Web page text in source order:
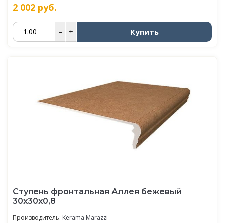
2 002 руб.
– + Купить
Ступень фронтальная Аллея бежевый
30x30x0,8
Производитель: Kerama Marazzi